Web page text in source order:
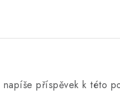
příspěvek k této